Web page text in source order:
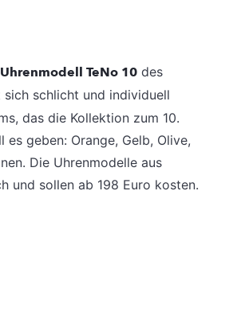
Uhrenmodell TeNo 10 des
schlicht und individuell
das die Kollektion zum 10.
es geben: Orange, Gelb, Olive,
Die Uhrenmodelle aus
und sollen ab 198 Euro kosten.